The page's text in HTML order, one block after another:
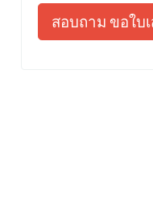
สอบถาม ขอใบ